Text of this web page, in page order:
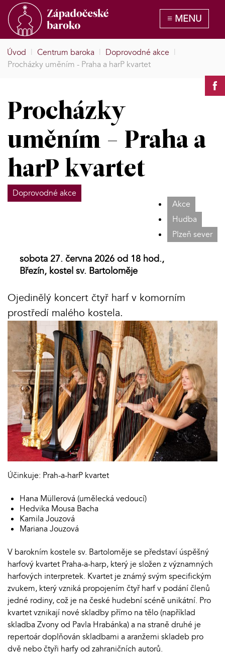
Úvod | Centrum baroka | Doprovodné akce |
Procházky uměním - Praha a harP kvartet
Procházky
uměním - Praha a
harP kvartet
Doprovodné akce
Akce
Hudba
Plzeň sever
sobota 27. června 2026 od 18 hod.,
Březín, kostel sv. Bartoloměje
Ojedinělý koncert čtyř harf v komorním
prostředí malého kostela.
Účinkuje: Prah-a-harP kvartet
Hana Müllerová (umělecká vedoucí)
Hedvika Mousa Bacha
Kamila Jouzová
Mariana Jouzová
V barokním kostele sv. Bartoloměje se představí úspěšný
harfový kvartet Praha-a-harp, který je složen z významných
harfových interpretek. Kvartet je známý svým specifickým
zvukem, který vzniká propojením čtyř harf v podání členů
jedné rodiny, což je na české hudební scéně unikátní. Pro
kvartet vznikají nové skladby přímo na tělo (například
skladba Zvony od Pavla Hrabánka) a na straně druhé je
repertoár doplňován skladbami a aranžemi skladeb pro
dvě nebo čtyři harfy od zahraničních autorů.